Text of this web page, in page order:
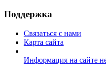
Поддержка
Связаться с нами
Карта сайта
Информация на сайте